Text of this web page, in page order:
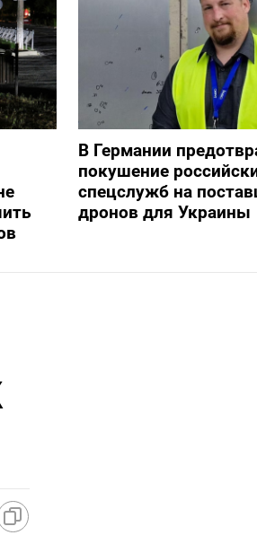
В Германии
покушение
спецслужб на
дронов для Украины